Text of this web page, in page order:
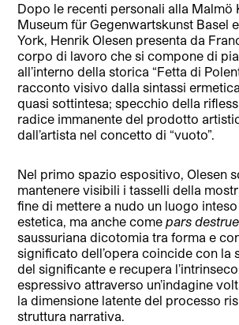
Dopo le recenti personali alla Malmö
Museum für Gegenwartskunst Basel
York, Henrik Olesen presenta da
corpo di lavoro che si compone di
all’interno della storica “Fetta di
racconto visivo dalla sintassi
quasi sottintesa; specchio della
radice immanente del prodotto
dall’artista nel concetto di “vuoto”.
Nel primo spazio espositivo, Olesen
mantenere visibili i tasselli della
fine di mettere a nudo un luogo
estetica, ma anche comepars
saussuriana dicotomia tra forma e
significato dell’opera coincide con la
del significante e recupera
espressivo attraverso un’indagine
la dimensione latente del processo
struttura narrativa.